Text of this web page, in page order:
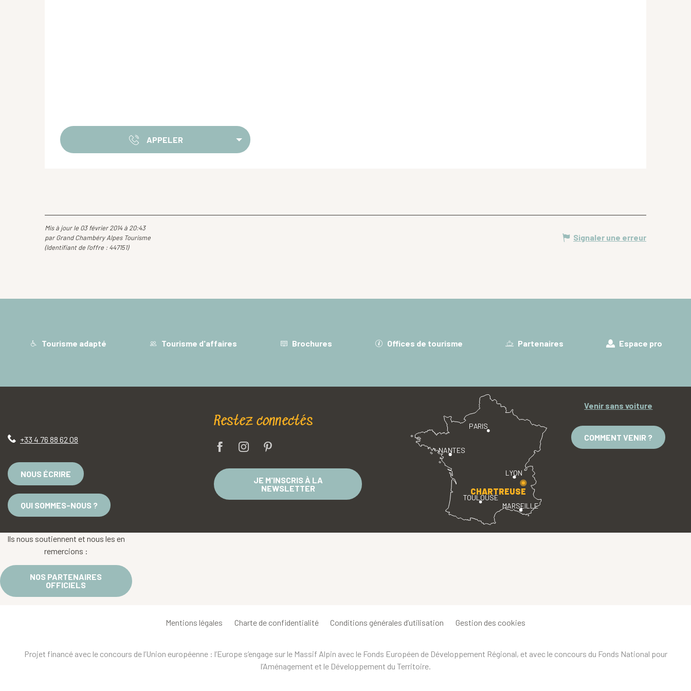
APPELER
Mis à jour le 03 février 2014 à 20:43
par Grand Chambéry Alpes Tourisme
(Identifiant de l'offre : 447151)
Signaler une erreur
Tourisme adapté Tourisme d'affaires Brochures Offices de tourisme Partenaires Espace pro
+33 4 76 88 62 08
NOUS ÉCRIRE
QUI SOMMES-NOUS ?
Restez connectés
JE M'INSCRIS À LA
NEWSLETTER
PARIS
LYON
TOULOUSE
MARSEILLE
NANTES
CHARTREUSE
Venir sans voiture
COMMENT VENIR ?
Ils nous soutiennent et nous les en
remercions :
NOS PARTENAIRES
OFFICIELS
Mentions légales Charte de confidentialité Conditions générales d’utilisation Gestion des cookies
Projet financé avec le concours de l’Union européenne : l’Europe s’engage sur le Massif Alpin avec le Fonds Européen de Développement Régional, et avec le concours du Fonds National pour
l’Aménagement et le Développement du Territoire.